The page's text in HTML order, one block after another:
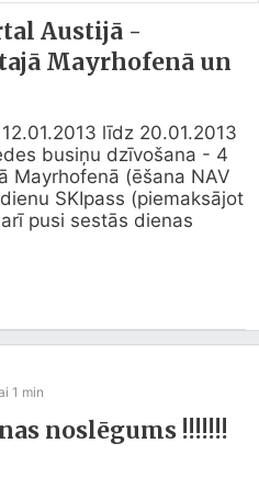
Austijā -
Mayrhofenā un
līdz 20.01.2013
busiņu dzīvošana - 4
Mayrhofenā (ēšana NAV
SKIpass (piemaksājot
pusi sestās dienas
1 min
noslēgums !!!!!!!